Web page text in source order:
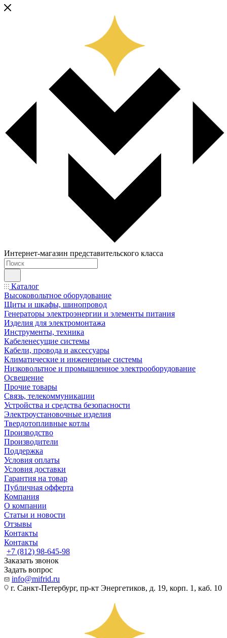
Интернет-магазин представительского класса
Каталог
Высоковольтное оборудование
Щиты и шкафы, шинопровод
Генераторы электроэнергии и элементы питания
Изделия для электромонтажа
Инструменты, техника
Кабеленесущие системы
Кабели, провода и аксессуары
Климатические и инженерные системы
Низковольтное и промышленное электрооборудование
Освещение
Прочие товары
Связь, телекоммуникации
Устройства и средства безопасности
Электроустановочные изделия
Твердотопливные котлы
Производство
Производители
Поддержка
Условия оплаты
Условия доставки
Гарантия на товар
Публичная офферта
Компания
О компании
Статьи и новости
Отзывы
Контакты
Контакты
+7 (812) 98-645-98
Заказать звонок
Задать вопрос
info@mifrid.ru
г. Санкт-Петербург, пр-кт Энергетиков, д. 19, корп. 1, каб. 10